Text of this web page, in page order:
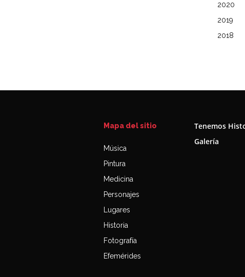
2020
2019
2018
Mapa del sitio
Música
Pintura
Medicina
Personajes
Lugares
Historia
Fotografía
Efemérides
Tenemos
Galería